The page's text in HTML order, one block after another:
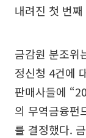
내려진 첫 번
금감원 분조위
정신청 4건에
판매사들에
의 무역금융펀
를 결정했다.